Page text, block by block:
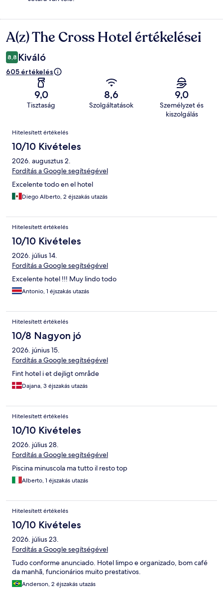
Értékelések
A(z) The Cross Hotel értékelései
8,8 Kiváló
605 értékelés
9,0
Tisztaság
8,6
Szolgáltatások
9,0
Személyzet és
kiszolgálás
Értékelések
Hitelesített értékelés
10/10 Kivételes
2026. augusztus 2.
Fordítás a Google segítségével
Excelente todo en el hotel
Diego Alberto, 2 éjszakás utazás
Hitelesített értékelés
10/10 Kivételes
2026. július 14.
Fordítás a Google segítségével
Excelente hotel !!! Muy lindo todo
Antonio, 1 éjszakás utazás
Hitelesített értékelés
10/8 Nagyon jó
2026. június 15.
Fordítás a Google segítségével
Fint hotel i et dejligt område
Dajana, 3 éjszakás utazás
Hitelesített értékelés
10/10 Kivételes
2026. július 28.
Fordítás a Google segítségével
Piscina minuscola ma tutto il resto top
Alberto, 1 éjszakás utazás
Hitelesített értékelés
10/10 Kivételes
2026. július 23.
Fordítás a Google segítségével
Tudo conforme anunciado. Hotel limpo e organizado, bom café
da manhã, funcionários muito prestativos.
Anderson, 2 éjszakás utazás